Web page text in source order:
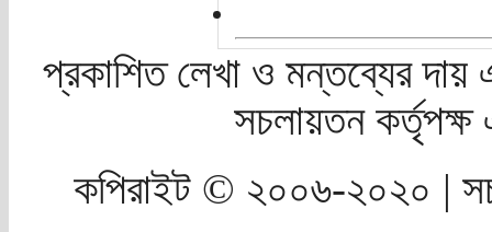
প্রকাশিত লেখা ও মন্তব্যের দায়
সচলায়তন
কপিরাইট © ২০০৬-২০২০ |